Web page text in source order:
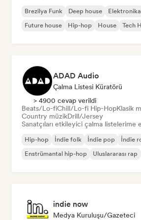
Brezilya Funk Deep house Elektronika
Future house
Hip-hop House Tech
ADAD Audio
Çalma Listesi Küratörü
> 4900 cevap verildi
Beats/Lo-fiChill/Lo-fi Hip-HopKlasik
Country müzikDrill/Jersey
Sanatçıları etkileyici çalma listelerime
Hip-hop İndie folk İndie pop İndie
Enstrümantal hip-hop
Uluslararası rap
indie now
Medya Kuruluşu/Gazeteci